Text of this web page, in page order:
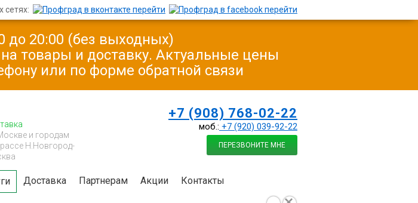
сетях:
до 20:00 (без выходных)
товары и доставку. Актуальные цены
или по форме обратной связи
и городам
Н.Новгород-
+7 (908) 768-02-22
моб.: +7 (920) 039-92-22
ПЕРЕЗВОНИТЕ МНЕ
Доставка Партнерам Акции Контакты